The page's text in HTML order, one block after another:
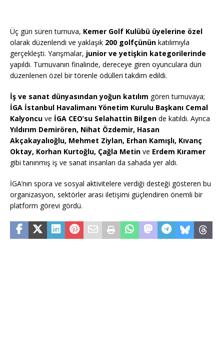
Üç gün süren turnuva, Kemer Golf Kulübü üyelerine özel
olarak düzenlendi ve yaklaşık 200 golfçünün katılımıyla
gerçekleşti. Yarışmalar, junior ve yetişkin kategorilerinde
yapıldı. Turnuvanın finalinde, dereceye giren oyunculara dün
düzenlenen özel bir törenle ödülleri takdim edildi.
İş ve sanat dünyasından yoğun katılım gören turnuvaya;
İGA İstanbul Havalimanı Yönetim Kurulu Başkanı Cemal
Kalyoncu ve İGA CEO’su Selahattin Bilgen de katıldı. Ayrıca
Yıldırım Demirören, Nihat Özdemir, Hasan
Akçakayalıoğlu, Mehmet Ziylan, Erhan Kamışlı, Kıvanç
Oktay, Korhan Kurtoğlu, Çağla Metin ve Erdem Kıramer
gibi tanınmış iş ve sanat insanları da sahada yer aldı.
İGA’nın spora ve sosyal aktivitelere verdiği desteği gösteren bu
organizasyon, sektörler arası iletişimi güçlendiren önemli bir
platform görevi gördü.